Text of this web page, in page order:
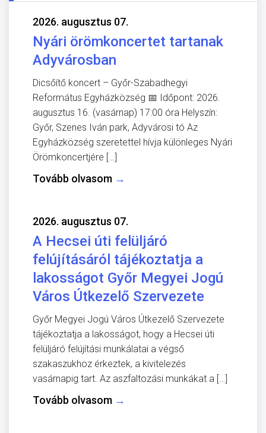
2026. augusztus 07.
Nyári örömkoncertet tartanak
Adyvárosban
Dicsőítő koncert – Győr-Szabadhegyi
Református Egyházközség 📅 Időpont: 2026.
augusztus 16. (vasárnap) 17:00 óra Helyszín:
Győr, Szenes Iván park, Adyvárosi tó Az
Egyházközség szeretettel hívja különleges Nyári
Örömkoncertjére […]
Tovább olvasom →
2026. augusztus 07.
A Hecsei úti felüljáró
felújításáról tájékoztatja a
lakosságot Győr Megyei Jogú
Város Útkezelő Szervezete
Győr Megyei Jogú Város Útkezelő Szervezete
tájékoztatja a lakosságot, hogy a Hecsei úti
felüljáró felújítási munkálatai a végső
szakaszukhoz érkeztek, a kivitelezés
vasárnapig tart. Az aszfaltozási munkákat a […]
Tovább olvasom →